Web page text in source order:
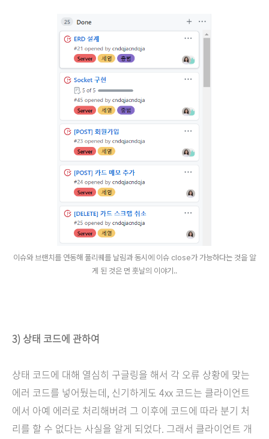
이슈와 브랜치를 연동해 풀리퀘를 날림과 동시에 이슈 close가 가능하다는 것을 알
게 된 것은 먼 훗날의 이야기..
3) 상태 코드에 관하여
상태 코드에 대해 열심히 구글링을 해서 각 오류 상황에 맞는
에러 코드를 넣어뒀는데, 신기하게도 4xx 코드는 클라이언트
에서 아예 에러로 처리해버려 그 이후에 코드에 따라 분기 처
리를 할 수 없다는 사실을 알게 되었다. 그래서 클라이언트 개